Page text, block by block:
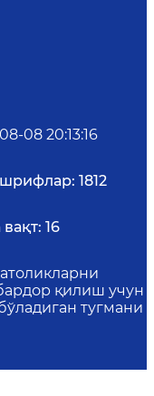
08 20:13:16
1812
16
қилиш учун
тугмани